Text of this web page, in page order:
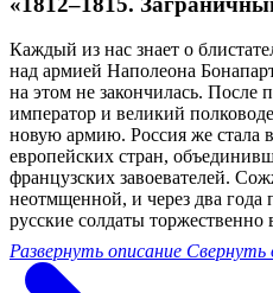
Каждый из нас знает о
над армией Наполеона
на этом не закончилась. После
император и великий
новую армию. Россия же стала
европейских стран,
французских завоевателей.
неотмщенной, и через два года
русские солдаты
Развернуть описание Свернуть